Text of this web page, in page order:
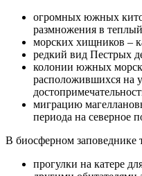
огромных южных
размножения в
морских хищников –
редкий вид Пестрых
колонии южных
расположившихся на
миграцию
периода на северное
В биосферном заповеднике
прогулки на катере